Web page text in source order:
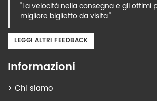
"La velocità nella consegna e gli ottimi
migliore biglietto da visita."
LEGGI ALTRI FEEDBACK
Informazioni
> Chi siamo